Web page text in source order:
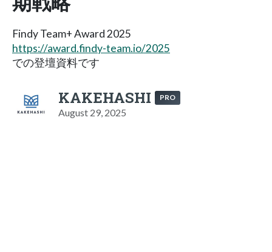
Findy Team+ Award 2025
https://award.findy-team.io/2025
での登壇資料です
KAKEHASHI PRO
August 29, 2025